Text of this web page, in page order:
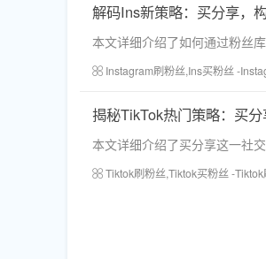
解码Ins新策略：买分享，
本文详细介绍了如何通过粉丝
Instagram刷粉丝,Ins买粉丝 -
揭秘TikTok热门策略：买
本文详细介绍了买分享这一社
Tiktok刷粉丝,Tiktok买粉丝 -